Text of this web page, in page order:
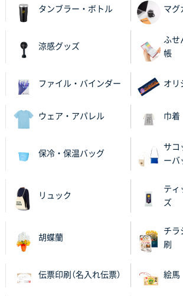
神奈川県のお客様
のし文言が変更できたのと価格。
千葉県M社様
ワンポイント箔押し紙袋 Sサイズ(A5
2025年11月06日 14:57
営業ご担当者さまより、ご丁寧なサポ
進められました。
【ポリ袋】特別ご注文ページ
3000枚
昨年利用した時に、納期と金額面で
比較して決めさせていただきました。
納期がギリギリだったにも関わらず、
対応を頂いており助かっております。
タンブラー・ボトル マグ
涼感グッズ
ふせ
帳
ファイル・バインダー オリ
ウェア・アパレル 巾着
保冷・保温バッグ
サコ
ーバ
リュック
ティ
ズ
胡蝶蘭
チラ
刷
伝票印刷（名入れ伝票） 絵馬